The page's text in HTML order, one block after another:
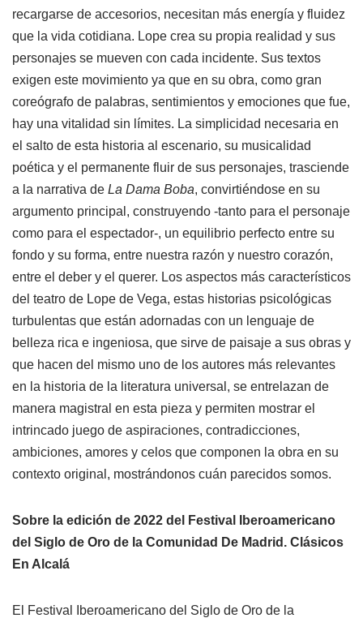
recargarse de accesorios, necesitan más energía y fluidez
que la vida cotidiana. Lope crea su propia realidad y sus
personajes se mueven con cada incidente. Sus textos
exigen este movimiento ya que en su obra, como gran
coreógrafo de palabras, sentimientos y emociones que fue,
hay una vitalidad sin límites. La simplicidad necesaria en
el salto de esta historia al escenario, su musicalidad
poética y el permanente fluir de sus personajes, trasciende
a la narrativa de La Dama Boba, convirtiéndose en su
argumento principal, construyendo -tanto para el personaje
como para el espectador-, un equilibrio perfecto entre su
fondo y su forma, entre nuestra razón y nuestro corazón,
entre el deber y el querer. Los aspectos más característicos
del teatro de Lope de Vega, estas historias psicológicas
turbulentas que están adornadas con un lenguaje de
belleza rica e ingeniosa, que sirve de paisaje a sus obras y
que hacen del mismo uno de los autores más relevantes
en la historia de la literatura universal, se entrelazan de
manera magistral en esta pieza y permiten mostrar el
intrincado juego de aspiraciones, contradicciones,
ambiciones, amores y celos que componen la obra en su
contexto original, mostrándonos cuán parecidos somos.
Sobre la edición de 2022 del Festival Iberoamericano
del Siglo de Oro de la Comunidad De Madrid. Clásicos
En Alcalá
El Festival Iberoamericano del Siglo de Oro de la